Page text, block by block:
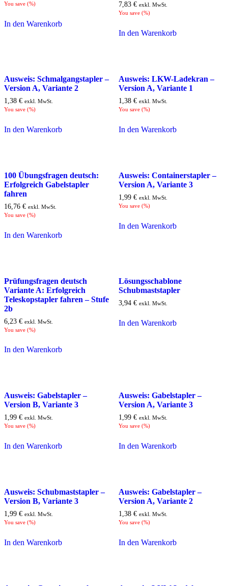
You save (%)
In den Warenkorb
7,83 € exkl. MwSt.
You save (%)
In den Warenkorb
Ausweis: Schmalgangstapler –
Version A, Variante 2
1,38 € exkl. MwSt.
You save (%)
In den Warenkorb
Ausweis: LKW-Ladekran –
Version A, Variante 1
1,38 € exkl. MwSt.
You save (%)
In den Warenkorb
100 Übungsfragen deutsch:
Erfolgreich Gabelstapler
fahren
16,76 € exkl. MwSt.
You save (%)
In den Warenkorb
Ausweis: Containerstapler –
Version A, Variante 3
1,99 € exkl. MwSt.
You save (%)
In den Warenkorb
Prüfungsfragen deutsch
Variante A: Erfolgreich
Teleskopstapler fahren – Stufe
2b
6,23 € exkl. MwSt.
You save (%)
In den Warenkorb
Lösungsschablone
Schubmaststapler
3,94 € exkl. MwSt.
In den Warenkorb
Ausweis: Gabelstapler –
Version B, Variante 3
1,99 € exkl. MwSt.
You save (%)
In den Warenkorb
Ausweis: Gabelstapler –
Version A, Variante 3
1,99 € exkl. MwSt.
You save (%)
In den Warenkorb
Ausweis: Schubmaststapler –
Version B, Variante 3
1,99 € exkl. MwSt.
You save (%)
In den Warenkorb
Ausweis: Gabelstapler –
Version A, Variante 2
1,38 € exkl. MwSt.
You save (%)
In den Warenkorb